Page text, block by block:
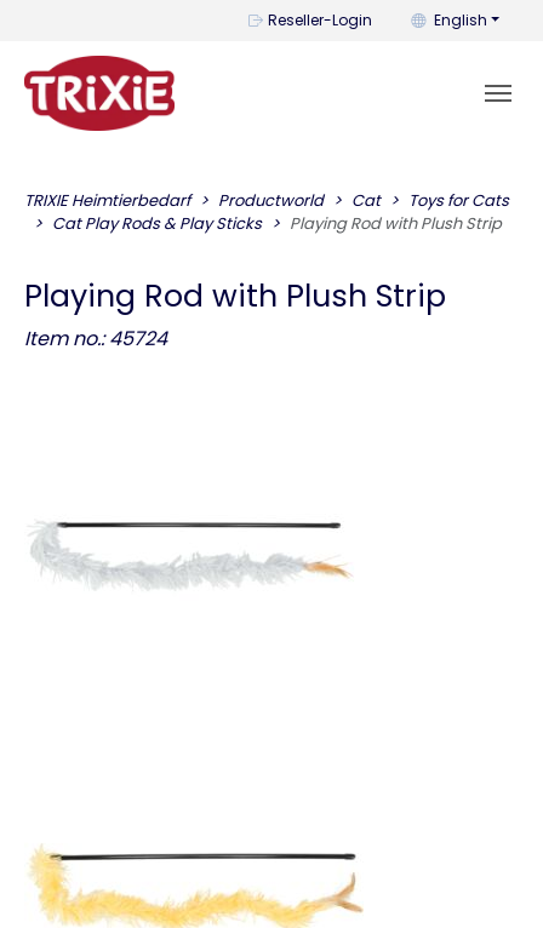
Reseller-Login You can
English
TRIXIE Heimtierbedarf Productworld Cat
Toys for Cats
Cat Play Rods & Play Sticks
Playing Rod with Plush Strip
Playing Rod with Plush Strip
Item no.: 45724